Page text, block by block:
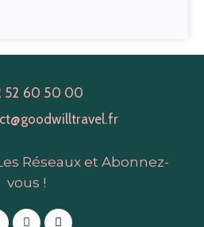
52 60 50 00
Réseaux et Abonnez-
vous !